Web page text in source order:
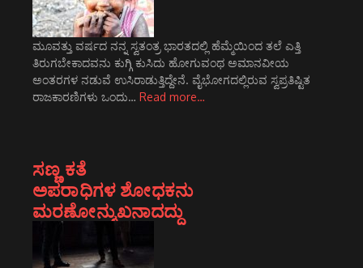
ಮೂವತ್ತು ವರ್ಷದ ನನ್ನ ಸ್ವತಂತ್ರ ಭಾರತದಲ್ಲಿ ಹೆಮ್ಮೆಯಿಂದ ತಲೆ ಎತ್ತಿ
ತಿರುಗಬೇಕಾದವನು ಕುಗ್ಗಿ ಕುಸಿದು ಹೋಗುವಂಥ ಅಮಾನವೀಯ
ಅಂತರಗಳ ನಡುವೆ ಉಸಿರಾಡುತ್ತಿದ್ದೇನೆ. ವೈಭೋಗದಲ್ಲಿರುವ ಸ್ವಪ್ರತಿಷ್ಟಿತ
ರಾಜಕಾರಣಿಗಳು ಒಂದು… Read more…
ಸಣ್ಣ ಕತೆ
ಅಪರಾಧಿಗಳ ಶೋಧಕನು
ಮರಣೋನ್ಮುಖನಾದದ್ದು